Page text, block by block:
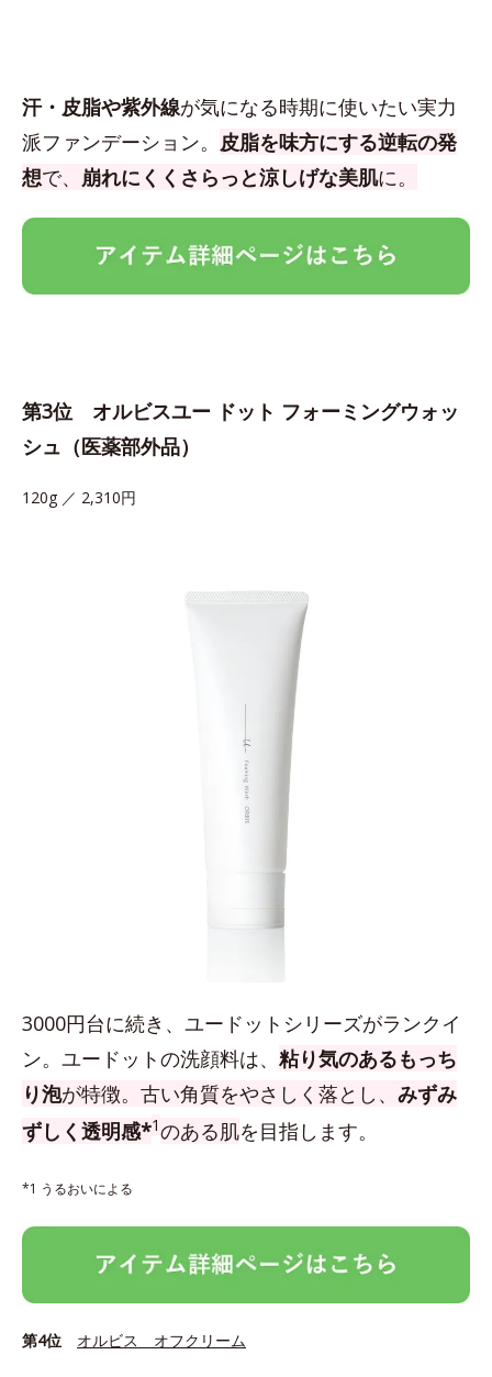
汗・皮脂や紫外線が気になる時期に使いたい実力
派ファンデーション。 皮脂を味方にする逆転の発
想で、 崩れにくくさらっと涼しげな美肌に。
第3位 オルビスユー ドット フォーミングウォッ
シュ（医薬部外品）
120g ／ 2,310円
3000円台に続き、ユードットシリーズがランクイ
ン。ユードットの洗顔料は、 粘り気のあるもっち
り泡が特徴。古い角質をやさしく落とし、 みずみ
ずしく透明感*1のある肌を目指します。
*1 うるおいによる
第4位 オルビス オフクリーム